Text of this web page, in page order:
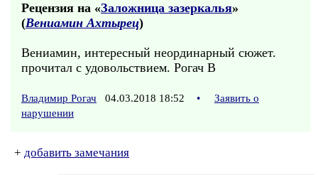
Рецензия на «Заложница зазеркалья»
(Вениамин Ахтырец)
Вениамин, интересный неординарный сюжет.
прочитал с удовольствием. Рогач В
Владимир Рогач 04.03.2018 18:52 •
Заявить о
нарушении
+ добавить замечания